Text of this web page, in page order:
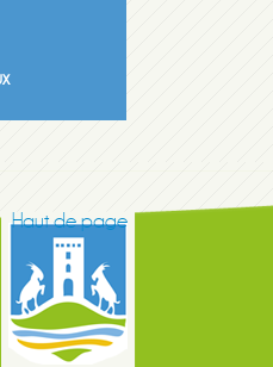
Haut de page